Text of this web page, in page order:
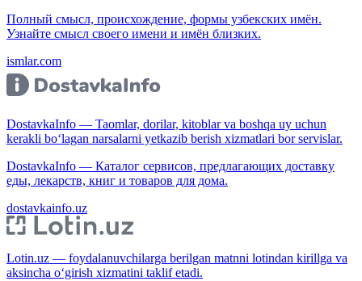
Полный смысл, происхождение, формы узбекских имён.
Узнайте смысл своего имени и имён близких.
ismlar.com
DostavkaInfo — Taomlar, dorilar, kitoblar va boshqa uy uchun
kerakli bo‘lagan narsalarni yetkazib berish xizmatlari bor servislar.
DostavkaInfo — Каталог сервисов, предлагающих доставку
еды, лекарств, книг и товаров для дома.
dostavkainfo.uz
Lotin.uz — foydalanuvchilarga berilgan matnni lotindan kirillga va
aksincha o‘girish xizmatini taklif etadi.